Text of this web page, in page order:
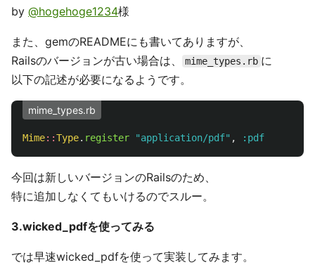
by @hogehoge1234様
また、gemのREADMEにも書いてありますが、
Railsのバージョンが古い場合は、
mime_types.rb に
以下の記述が必要になるようです。
mime_types.rb
Mime::Type. register "application/pdf" , :pdf
今回は新しいバージョンのRailsのため、
特に追加しなくてもいけるのでスルー。
3.wicked_pdfを使ってみる
では早速wicked_pdfを使って実装してみます。